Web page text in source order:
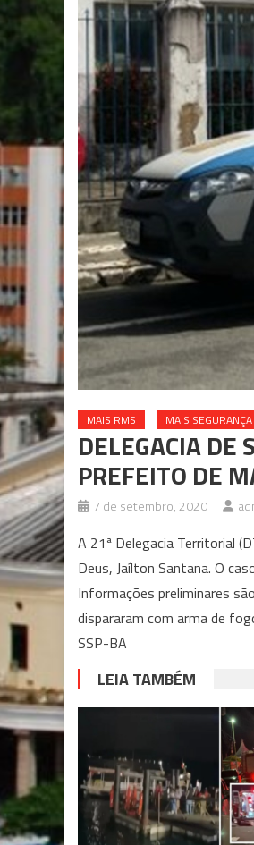
MAIS RMS MAIS SEGURANÇA
DELEGACIA DE
PREFEITO DE
7 de setembro, 2020
A 21ª Delegacia Territorial
Deus, Jaílton Santana. O
Informações preliminares
dispararam com arma de
SSP-BA
LEIA TAMBÉM